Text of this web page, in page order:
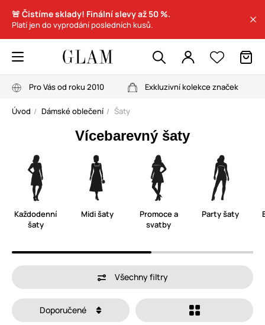
🚨 Čistíme sklady! Finální slevy až 50 %.
Platí jen do vyprodání posledních kusů.
Pro Vás od roku 2010 Exkluzivní kolekce značek
Úvod Dámské oblečení Šaty
Vícebarevný šaty
Každodenní
šaty
Midi šaty
Promoce a
svatby
Party šaty
Všechny filtry
Doporučené